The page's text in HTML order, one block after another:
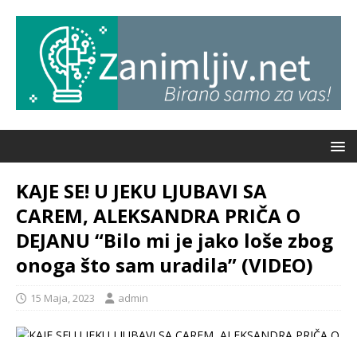
KAJE SE! U JEKU LJUBAVI SA
CAREM, ALEKSANDRA PRIČA O
DEJANU “Bilo mi je jako loše zbog
onoga što sam uradila” (VIDEO)
15 Maja, 2023 admin